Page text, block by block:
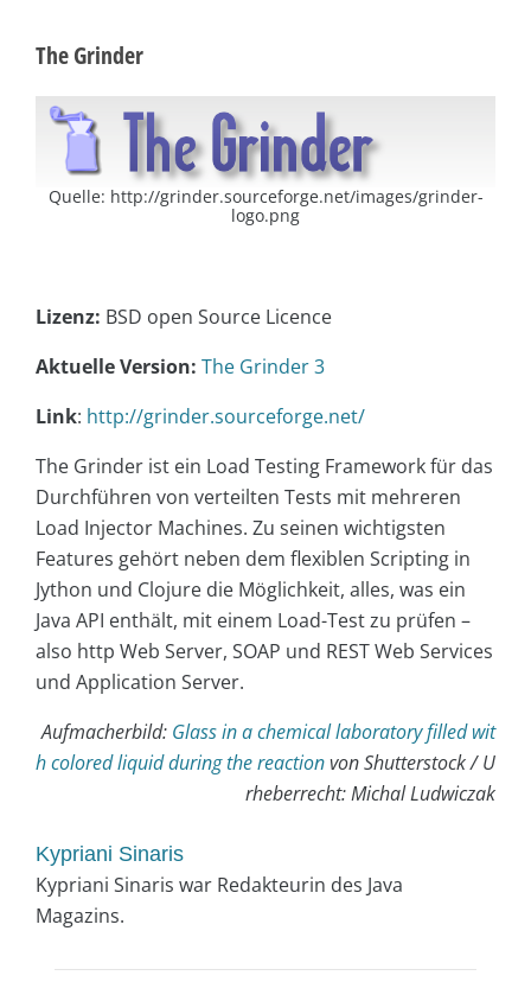
The Grinder
Quelle: http://grinder.sourceforge.net/images/grinder-
logo.png
Lizenz: BSD open Source Licence
Aktuelle Version: The Grinder 3
Link: http://grinder.sourceforge.net/
The Grinder ist ein Load Testing Framework für das
Durchführen von verteilten Tests mit mehreren
Load Injector Machines. Zu seinen wichtigsten
Features gehört neben dem flexiblen Scripting in
Jython und Clojure die Möglichkeit, alles, was ein
Java API enthält, mit einem Load-Test zu prüfen –
also http Web Server, SOAP und REST Web Services
und Application Server.
Aufmacherbild: Glass in a chemical laboratory filled wit
h colored liquid during the reactionvon Shutterstock / U
rheberrecht:Michal Ludwiczak
Kypriani Sinaris
Kypriani Sinaris war Redakteurin des Java
Magazins.